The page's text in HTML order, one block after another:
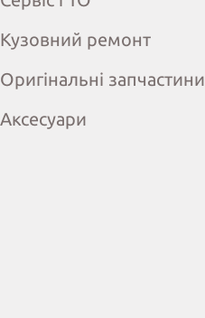
Кузовний ремонт
Оригінальні запчастини
Аксесуари